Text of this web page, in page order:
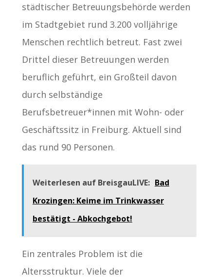
städtischer Betreuungsbehörde werden
im Stadtgebiet rund 3.200 volljährige
Menschen rechtlich betreut. Fast zwei
Drittel dieser Betreuungen werden
beruflich geführt, ein Großteil davon
durch selbständige
Berufsbetreuer*innen mit Wohn- oder
Geschäftssitz in Freiburg. Aktuell sind
das rund 90 Personen.
Weiterlesen auf BreisgauLIVE: Bad
Krozingen: Keime im Trinkwasser
bestätigt - Abkochgebot!
Ein zentrales Problem ist die
Altersstruktur. Viele der